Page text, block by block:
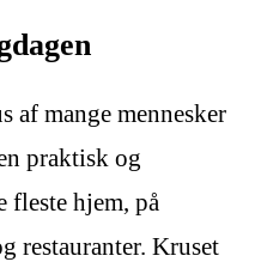
af mange mennesker
praktisk og
hjem, på
restauranter. Kruset